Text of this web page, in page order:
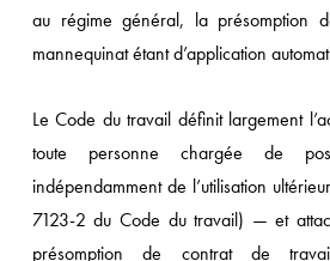
au régime général, la présomption
mannequinat étant d’application
Le Code du travail définit largement
toute personne chargée de
indépendamment de l’utilisation
7123-2 du Code du travail) — et
présomption de contrat de